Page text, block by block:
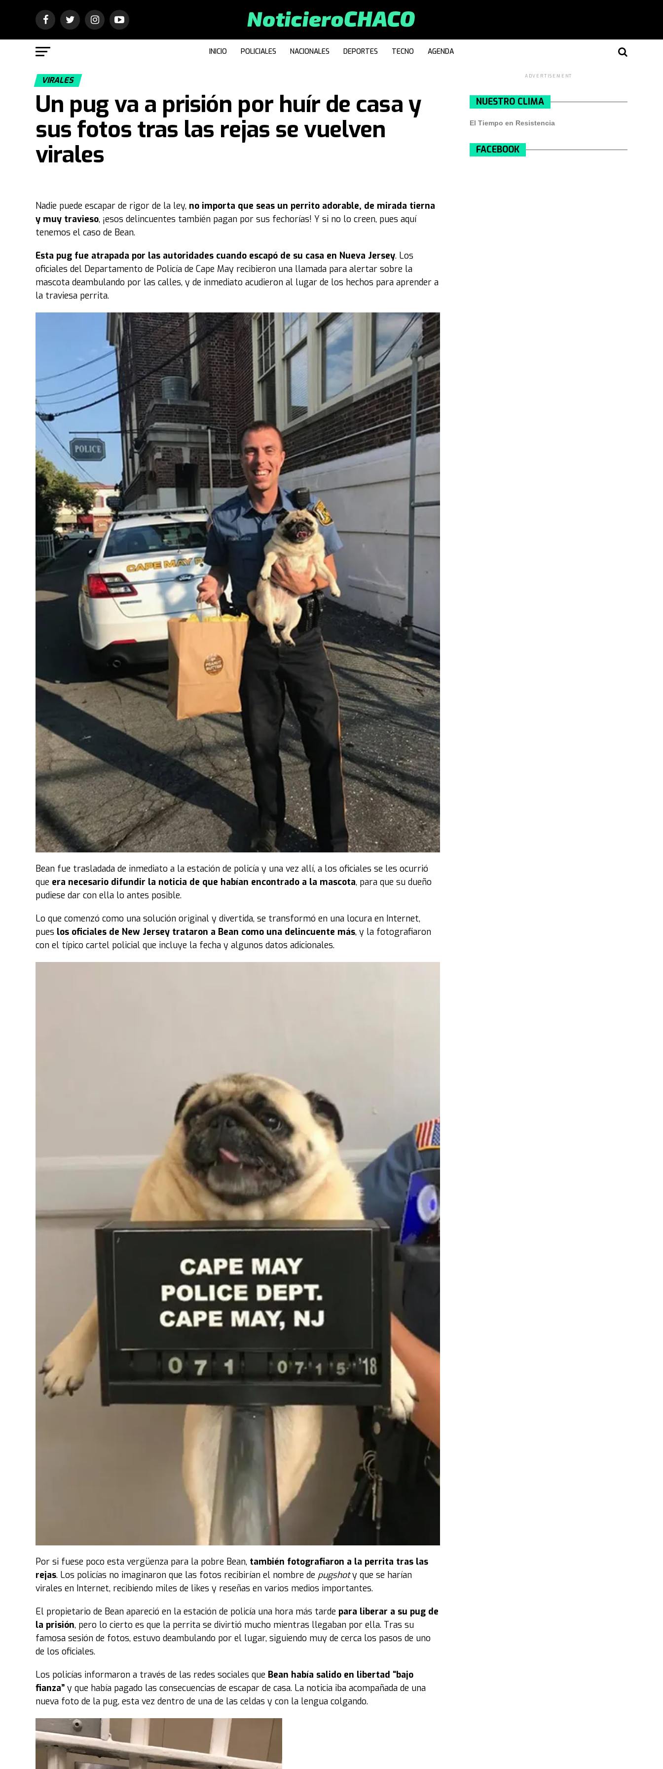
INICIO POLICIALES NACIONALES DEPORTES TECNO AGENDA
VIRALES
Un pug va a prisión por huír de casa y
sus fotos tras las rejas se vuelven
virales
Nadie puede escapar de rigor de la ley, no importa que seas un perrito adorable, de mirada tierna
y muy travieso, ¡esos delincuentes también pagan por sus fechorías! Y si no lo creen, pues aquí
tenemos el caso de Bean.
Esta pug fue atrapada por las autoridades cuando escapó de su casa en Nueva Jersey. Los
oficiales del Departamento de Policía de Cape May recibieron una llamada para alertar sobre la
mascota deambulando por las calles, y de inmediato acudieron al lugar de los hechos para aprender a
la traviesa perrita.
Bean fue trasladada de inmediato a la estación de policía y una vez allí, a los oficiales se les ocurrió
que era necesario difundir la noticia de que habían encontrado a la mascota, para que su dueño
pudiese dar con ella lo antes posible.
Lo que comenzó como una solución original y divertida, se transformó en una locura en Internet,
pues los oficiales de New Jersey trataron a Bean como una delincuente más, y la fotografiaron
con el típico cartel policial que incluye la fecha y algunos datos adicionales.
Por si fuese poco esta vergüenza para la pobre Bean, también fotografiaron a la perrita tras las
rejas. Los policías no imaginaron que las fotos recibirían el nombre de pugshoty que se harían
virales en Internet, recibiendo miles de likes y reseñas en varios medios importantes.
El propietario de Bean apareció en la estación de policía una hora más tarde para liberar a su pug de
la prisión, pero lo cierto es que la perrita se divirtió mucho mientras llegaban por ella. Tras su
famosa sesión de fotos, estuvo deambulando por el lugar, siguiendo muy de cerca los pasos de uno
de los oficiales.
Los policías informaron a través de las redes sociales que Bean había salido en libertad “bajo
fianza” y que había pagado las consecuencias de escapar de casa. La noticia iba acompañada de una
nueva foto de la pug, esta vez dentro de una de las celdas y con la lengua colgando.
ADVERTISEMENT
NUESTRO CLIMA
El Tiempo en Resistencia
FACEBOOK